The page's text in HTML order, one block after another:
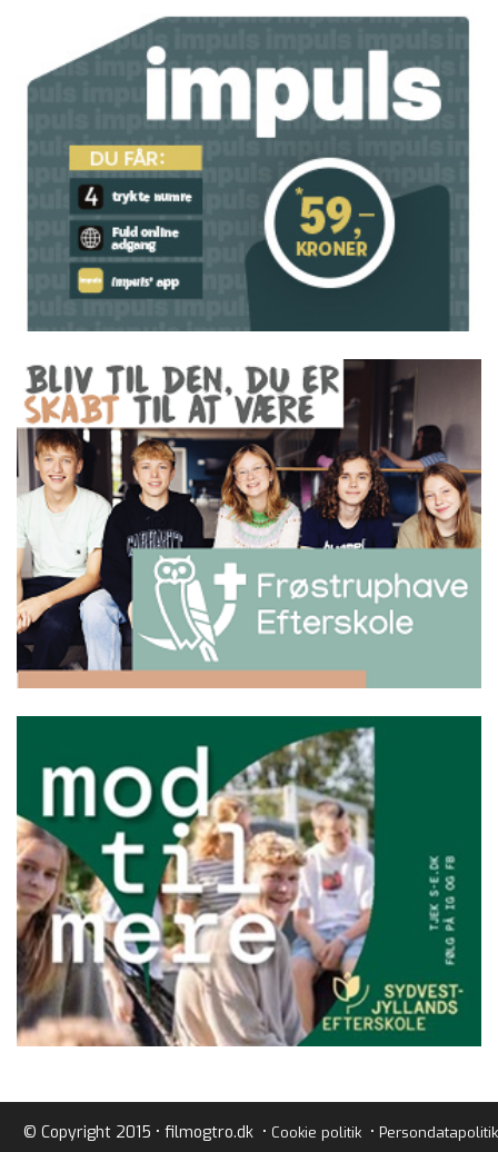
© Copyright 2015 • filmogtro.dk • Cookie politik• Persondatapolitik